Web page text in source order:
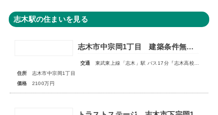
志木駅の住まいを見る
志木市中宗岡1丁目 建築条件無売地 全1区画
交通
東武東上線「志木」駅 バス17分『志木高校入口』停 徒歩5分
住所
志木市中宗岡1丁目
価格
2100万円